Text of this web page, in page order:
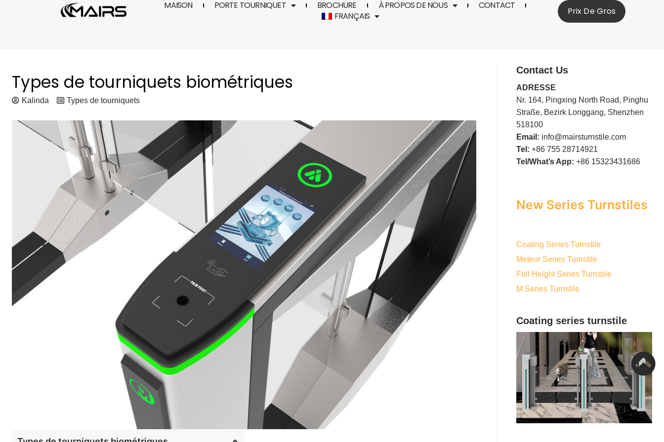
MAISON PORTE TOURNIQUET BROCHURE À PROPOS DE NOUS
CONTACT
FRANÇAIS
Prix De Gros
Types de tourniquets biométriques
Kalinda Types de tourniquets
Contact Us
ADRESSE
Nr. 164, Pingxing North Road, Pinghu
Straße, Bezirk Longgang, Shenzhen
518100
Email: info@mairsturnstile.com
Tel: +86 755 28714921
Tel/What’s App: +86 15323431686
New Series Turnstiles
Coating Series Turnstile
Meteor Series Turnstile
Full Height Series Turnstile
M Series Turnstile
Coating series turnstile